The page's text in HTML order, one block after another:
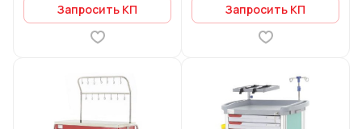
Запросить КП Запросить КП